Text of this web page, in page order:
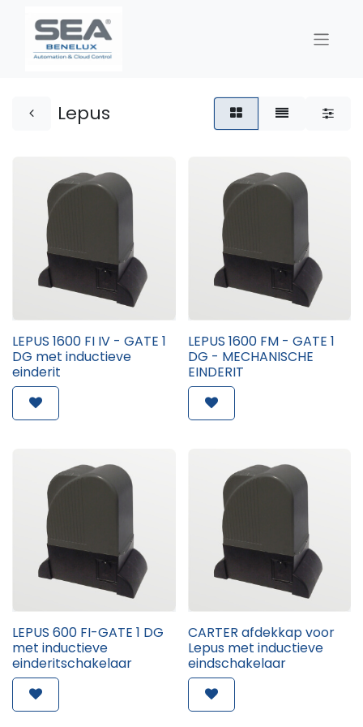
Lepus
LEPUS 1600 FI IV - GATE 1
DG met inductieve
einderit
LEPUS 1600 FM - GATE 1
DG - MECHANISCHE
EINDERIT
LEPUS 600 FI-GATE 1 DG
met inductieve
einderitschakelaar
CARTER afdekkap voor
Lepus met inductieve
eindschakelaar